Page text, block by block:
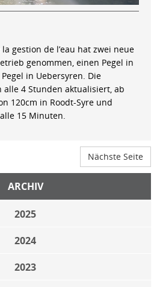
gestion de l’eau hat zwei neue
genommen, einen Pegel in
in Uebersyren. Die
alle 4 Stunden aktualisiert, ab
120cm in Roodt-Syre und
15 Minuten.
Nächste Seite
ARCHIV
2025
2024
2023